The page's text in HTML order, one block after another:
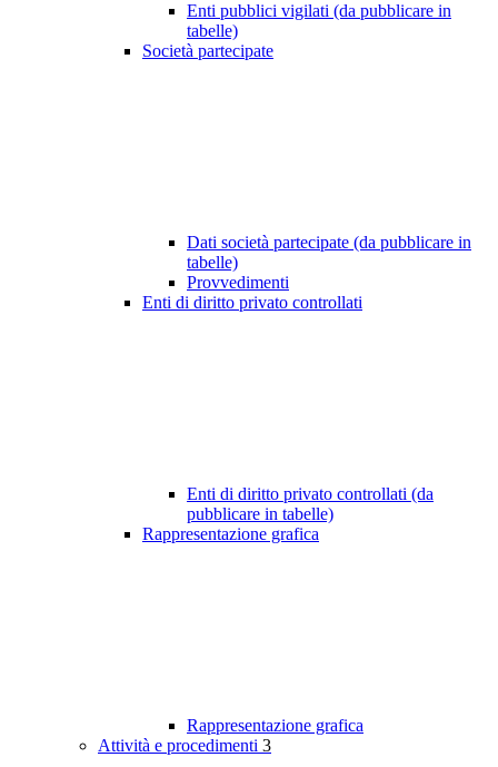
Enti pubblici vigilati (da pubblicare in
tabelle)
Società partecipate
Dati società partecipate (da pubblicare in
tabelle)
Provvedimenti
Enti di diritto privato controllati
Enti di diritto privato controllati (da
pubblicare in tabelle)
Rappresentazione grafica
Rappresentazione grafica
Attività e procedimenti 3